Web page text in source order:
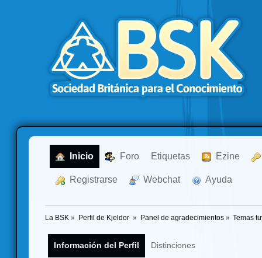
Inicio Foro Etiquetas Ezine
Registrarse Webchat Ayuda
La BSK » Perfil de Kjeldor » Panel de agradecimientos» Temas
Información del Perfil Distinciones